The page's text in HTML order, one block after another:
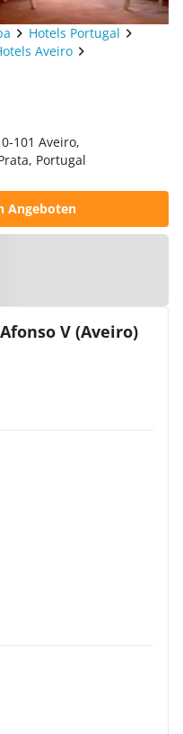
Hotels Portugal
Aveiro
101 Aveiro,
Portugal
Angeboten
V (Aveiro)